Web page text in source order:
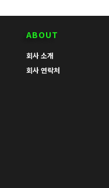
ABOUT
회사 소개
회사 연락처